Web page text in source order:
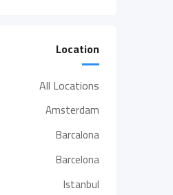
Location
All Locations
Amsterdam
Barcalona
Barcelona
Istanbul